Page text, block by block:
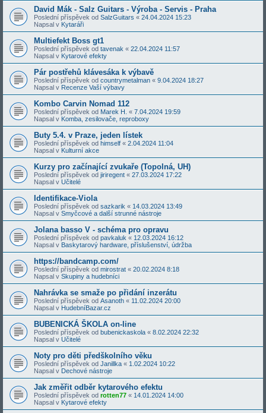
David Mák - Salz Guitars - Výroba - Servis - Praha
Poslední příspěvek od SalzGuitars « 24.04.2024 15:23
Napsal v Kytaráři
Multiefekt Boss gt1
Poslední příspěvek od tavenak « 22.04.2024 11:57
Napsal v Kytarové efekty
Pár postřehů klávesáka k výbavě
Poslední příspěvek od countrymetalman « 9.04.2024 18:27
Napsal v Recenze Vaší výbavy
Kombo Carvin Nomad 112
Poslední příspěvek od Marek H. « 7.04.2024 19:59
Napsal v Komba, zesilovače, reproboxy
Buty 5.4. v Praze, jeden lístek
Poslední příspěvek od himself « 2.04.2024 11:04
Napsal v Kulturní akce
Kurzy pro začínající zvukaře (Topolná, UH)
Poslední příspěvek od jiriregent « 27.03.2024 17:22
Napsal v Učitelé
Identifikace-Viola
Poslední příspěvek od sazkarik « 14.03.2024 13:49
Napsal v Smyčcové a další strunné nástroje
Jolana basso V - schéma pro opravu
Poslední příspěvek od pavkaluk « 12.03.2024 16:12
Napsal v Baskytarový hardware, příslušenství, údržba
https://bandcamp.com/
Poslední příspěvek od mirostrat « 20.02.2024 8:18
Napsal v Skupiny a hudebníci
Nahrávka se smaže po přidání inzerátu
Poslední příspěvek od Asanoth « 11.02.2024 20:00
Napsal v HudebníBazar.cz
BUBENICKÁ ŠKOLA on-line
Poslední příspěvek od bubenickaskola « 8.02.2024 22:32
Napsal v Učitelé
Noty pro děti předškolního věku
Poslední příspěvek od Janillka « 1.02.2024 10:22
Napsal v Dechové nástroje
Jak změřit odběr kytarového efektu
Poslední příspěvek od rotten77 « 14.01.2024 14:00
Napsal v Kytarové efekty